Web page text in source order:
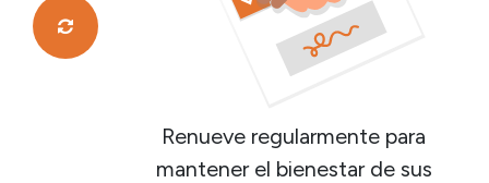
Renueve regularmente para
mantener el bienestar de sus